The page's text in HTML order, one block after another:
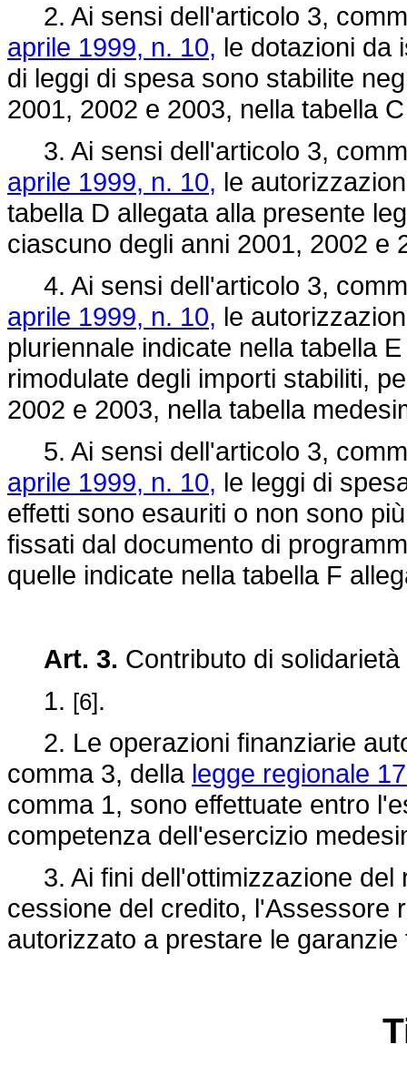
2. Ai sensi dell'articolo 3,
aprile 1999, n. 10, le dotazioni da
di leggi di spesa sono stabilite
2001, 2002 e 2003, nella tabella
3. Ai sensi dell'articolo 3,
aprile 1999, n. 10, le
tabella D allegata alla presente
ciascuno degli anni 2001, 2002 e
4. Ai sensi dell'articolo 3,
aprile 1999, n. 10, le
pluriennale indicate nella tabella
rimodulate degli importi stabiliti,
2002 e 2003, nella tabella
5. Ai sensi dell'articolo 3,
aprile 1999, n. 10, le leggi di
effetti sono esauriti o non sono
fissati dal documento di
quelle indicate nella tabella F
Art. 3. Contributo di
1. [6].
2. Le operazioni finanziarie
comma 3, della legge regionale
comma 1, sono effettuate entro
competenza dell'esercizio
3. Ai fini dell'ottimizzazione del
cessione del credito, l'Assessore
autorizzato a prestare le